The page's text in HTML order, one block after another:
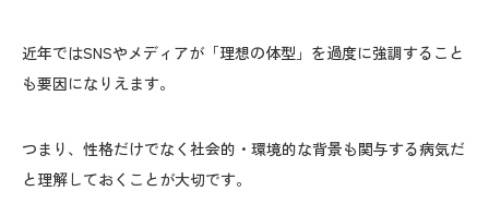
近年ではSNSやメディアが「理想の体型」を過度に強調すること
も要因になりえます。
つまり、性格だけでなく社会的・環境的な背景も関与する病気だ
と理解しておくことが大切です。